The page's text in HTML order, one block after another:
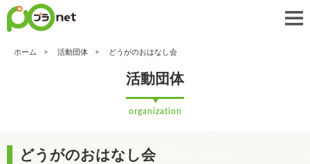
ホーム 活動団体 どうがのおはなし会
活動団体
organization
どうがのおはなし会